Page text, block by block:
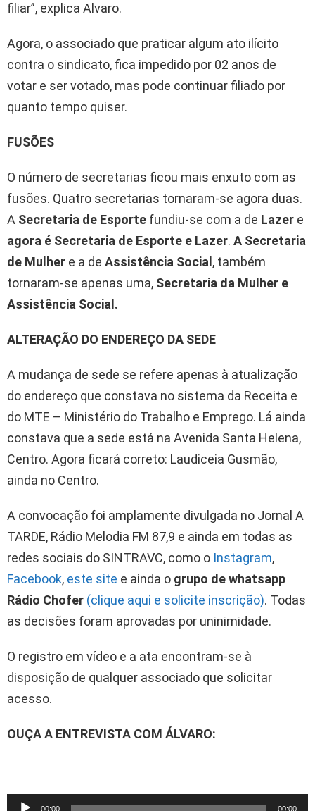
filiar”, explica Alvaro.
Agora, o associado que praticar algum ato ilícito
contra o sindicato, fica impedido por 02 anos de
votar e ser votado, mas pode continuar filiado por
quanto tempo quiser.
FUSÕES
O número de secretarias ficou mais enxuto com as
fusões. Quatro secretarias tornaram-se agora duas.
A Secretaria de Esporte fundiu-se com a de Lazer e
agora é Secretaria de Esporte e Lazer. A Secretaria
de Mulher e a de Assistência Social , também
tornaram-se apenas uma, Secretaria da Mulher e
Assistência Social.
ALTERAÇÃO DO ENDEREÇO DA SEDE
A mudança de sede se refere apenas à atualização
do endereço que constava no sistema da Receita e
do MTE – Ministério do Trabalho e Emprego. Lá ainda
constava que a sede está na Avenida Santa Helena,
Centro. Agora ficará correto: Laudiceia Gusmão,
ainda no Centro.
A convocação foi amplamente divulgada no Jornal A
TARDE, Rádio Melodia FM 87,9 e ainda em todas as
redes sociais do SINTRAVC, como o Instagram,
Facebook, este site e ainda o grupo de whatsapp
Rádio Chofer (clique aqui e solicite inscrição). Todas
as decisões foram aprovadas por uninimidade.
O registro em vídeo e a ata encontram-se à
disposição de qualquer associado que solicitar
acesso.
OUÇA A ENTREVISTA COM ÁLVARO:
00:00 00:00